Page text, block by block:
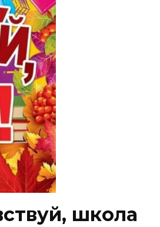
школа